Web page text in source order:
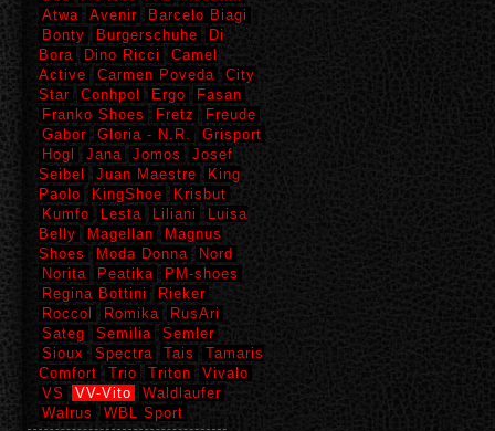
Atwa
Avenir
Barcelo Biagi
Bonty
Burgerschuhe
Di
Bora
Dino Ricci
Camel
Active
Carmen Poveda
City
Star
Conhpol Ergo
Fasan
Franko Shoes
Fretz
Freude
Gabor
Gloria - N.R.
Grisport
Hogl
Jana Jomos
Josef
Seibel
Juan Maestre
King
Paolo
KingShoe
Krisbut
Kumfo
Lesta Liliani
Luisa
Belly
Magellan
Magnus
Shoes
Moda Donna
Nord
Norita
Peatika
PM-shoes
Regina Bottini
Rieker
Roccol
Romika
RusAri
Sateg
Semilia
Semler
Sioux
Spectra Tais
Tamaris
Comfort
Trio Triton
Vivalo
VS
VV-Vito
Waldlaufer
Walrus
WBL Sport